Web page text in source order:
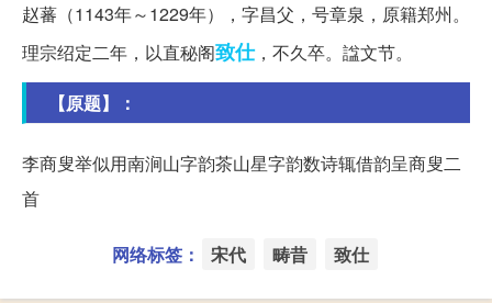
赵蕃（1143年～1229年），字昌父，号章泉，原籍郑州。
理宗绍定二年，以直秘阁致仕，不久卒。諡文节。
【原题】：
李商叟举似用南涧山字韵茶山星字韵数诗辄借韵呈商叟二
首
网络标签： 宋代 畴昔 致仕